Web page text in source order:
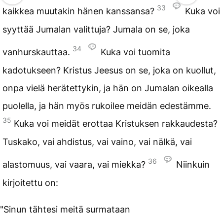
kaikkea muutakin hänen kanssansa? 33
Kuka voi
syyttää Jumalan valittuja? Jumala on se, joka
vanhurskauttaa. 34
Kuka voi tuomita
kadotukseen? Kristus Jeesus on se, joka on kuollut,
onpa vielä herätettykin, ja hän on Jumalan oikealla
puolella, ja hän myös rukoilee meidän edestämme.
35 Kuka voi meidät erottaa Kristuksen rakkaudesta?
Tuskako, vai ahdistus, vai vaino, vai nälkä, vai
alastomuus, vai vaara, vai miekka? 36
Niinkuin
kirjoitettu on:
"Sinun tähtesi meitä surmataan